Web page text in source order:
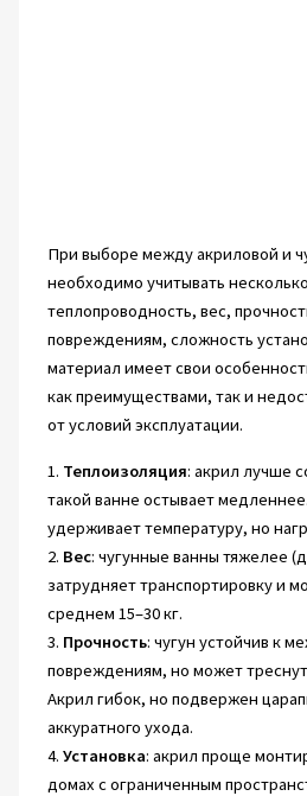
При выборе между акриловой и
необходимо учитывать
теплопроводность, вес,
повреждениям, сложность
материал имеет свои
как преимуществами, так и
от условий эксплуатации.
1. Теплоизоляция: акрил лучше
такой ванне остывает
удерживает температуру, но
2. Вес: чугунные ванны тяжелее
затрудняет транспортировку и
среднем 15–30 кг.
3. Прочность: чугун устойчив к
повреждениям, но может
Акрил гибок, но подвержен
аккуратного ухода.
4. Установка: акрил проще
домах с ограниченным